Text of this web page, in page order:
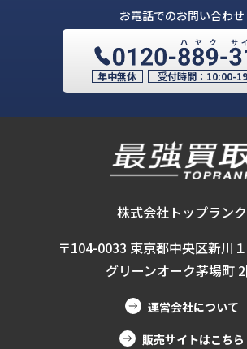
お電話でのお問い合わせ
年中無休 受付時間： 10:00-
株式会社トップランク
〒104-0033 東京都中央区新川
グリーンオーク茅場町
運営会社について
販売サイトはこちら